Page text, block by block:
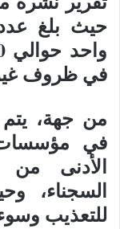
حيث بلغ
في ظروف غير
من جهة، يتم
في مؤسسات
الأدنى من
السجناء،
للتعذيب وسوء